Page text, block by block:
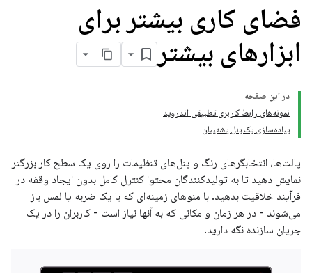
فضای کاری بیشتر برای
ابزارهای بیشتر
در این صفحه
نمونه‌های رابط کاربری تطبیقی ​​اندروید
پیاده‌سازی یک پنل پشتیبان
پالت‌ها، انتخابگرهای رنگ و پنل‌های تنظیمات را روی یک سطح کار بزرگتر
نمایش دهید تا به تولیدکنندگان محتوا کنترل کامل بدون ایجاد وقفه در
فرآیند خلاقیت بدهید. با منوهای زمینه‌ای که با یک ضربه یا لمس باز
می‌شوند - در هر زمان و مکانی که به آنها نیاز است - کاربران را در یک
جریان سازنده نگه دارید.